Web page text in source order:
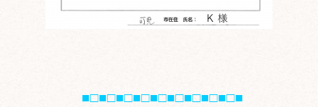
■□■□■□■□■□■□■□■□■□■